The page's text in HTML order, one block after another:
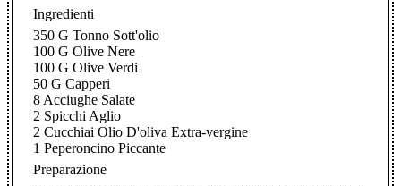
Ingredienti
350 G Tonno Sott'olio
100 G Olive Nere
100 G Olive Verdi
50 G Capperi
8 Acciughe Salate
2 Spicchi Aglio
2 Cucchiai Olio D'oliva Extra-vergine
1 Peperoncino Piccante
Preparazione